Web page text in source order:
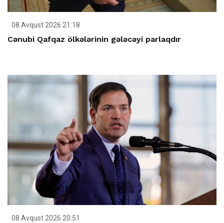
08 Avqust 2026 21:18
Cənubi Qafqaz ölkələrinin gələcəyi parlaqdır
08 Avqust 2026 20:51